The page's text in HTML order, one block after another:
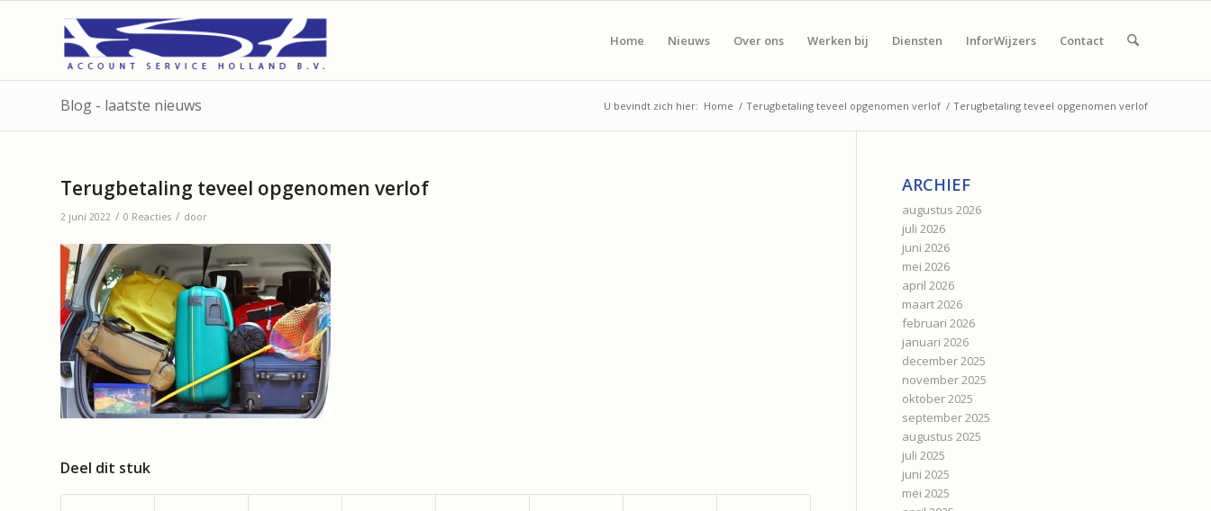
Home Nieuws Over ons Werken bij Diensten InforWijzers Contact
Blog - laatste nieuws U bevindt zich hier: Home / Terugbetaling teveel opgenomen verlof / Terugbetaling teveel opgenomen verlof
Terugbetaling teveel opgenomen verlof
2 juni 2022 / 0 Reacties / door
Deel dit stuk
ARCHIEF
augustus 2026
juli 2026
juni 2026
mei 2026
april 2026
maart 2026
februari 2026
januari 2026
december 2025
november 2025
oktober 2025
september 2025
augustus 2025
juli 2025
juni 2025
mei 2025